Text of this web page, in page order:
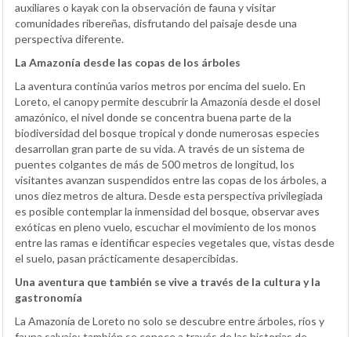
auxiliares o kayak con la observación de fauna y visitar
comunidades ribereñas, disfrutando del paisaje desde una
perspectiva diferente.
La Amazonía desde las copas de los árboles
La aventura continúa varios metros por encima del suelo. En
Loreto, el canopy permite descubrir la Amazonía desde el dosel
amazónico, el nivel donde se concentra buena parte de la
biodiversidad del bosque tropical y donde numerosas especies
desarrollan gran parte de su vida. A través de un sistema de
puentes colgantes de más de 500 metros de longitud, los
visitantes avanzan suspendidos entre las copas de los árboles, a
unos diez metros de altura. Desde esta perspectiva privilegiada
es posible contemplar la inmensidad del bosque, observar aves
exóticas en pleno vuelo, escuchar el movimiento de los monos
entre las ramas e identificar especies vegetales que, vistas desde
el suelo, pasan prácticamente desapercibidas.
Una aventura que también se vive a través de la cultura y la
gastronomía
La Amazonía de Loreto no solo se descubre entre árboles, ríos y